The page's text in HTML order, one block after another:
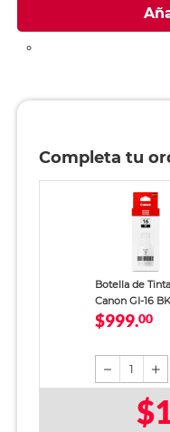
Completa tu
Botella de Tinta
Canon GI-16 BK
Negro
$999.00
1